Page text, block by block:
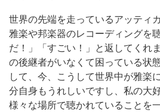
世界の先端を走っているアッティ
雅楽や邦楽器のレコーディングを
だ！」「すごい！」と返してくれ
の後継者がいなくて困っている状
して、今、こうして世界中が雅楽
分自身もうれしいですし、私の大
様々な場所で聴かれていることを